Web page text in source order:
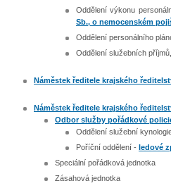
Oddělení výkonu
Sb., o nemocenském
Oddělení personálního
Oddělení služebních
Náměstek ředitele krajského
Náměstek ředitele krajského
Odbor služby pořádkové
Oddělení služební
Poříční oddělení - ledové
Speciální pořádková jednotka
Zásahová jednotka